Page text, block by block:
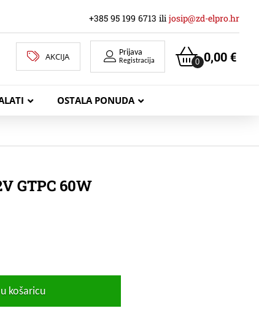
+385 95 199 6713 ili josip@zd-elpro.hr
AKCIJA Prijava
Registracija 0,00€
0
OSTALA PONUDA
GTPC 60W
košaricu